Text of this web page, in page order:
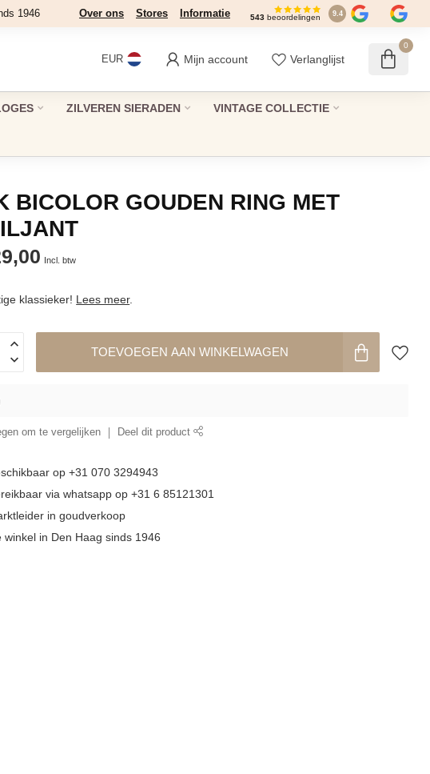
1946 Over ons Stores Informatie 543 beoordelingen 9.4
EUR Mijn account Verlanglijst
0
ZILVEREN SIERADEN VINTAGE COLLECTIE
BICOLOR GOUDEN RING MET
Incl. btw
klassieker! Lees meer.
TOEVOEGEN AAN WINKELWAGEN
om te vergelijken Deel dit product
op +31 070 3294943
via whatsapp op +31 6 85121301
in goudverkoop
winkel in Den Haag sinds 1946